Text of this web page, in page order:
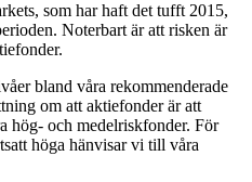
som har haft det tufft 2015,
Noterbart är att risken är
bland våra rekommenderade
om att aktiefonder är att
hög- och medelriskfonder. För
höga hänvisar vi till våra